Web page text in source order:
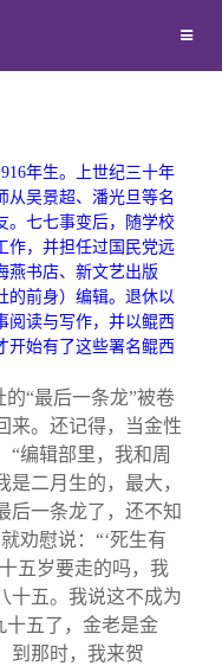
年生。上世纪三十年
从吴景超、潘光旦等名
。七七事变后，随学校
作，并担任过国民党远
燕书店、新文艺出版
的前身）编辑。退休以
阅读与写作，并以鲲西
开始有了这些署名鲲西
“最后一条龙”被卷
来。还记得，当金性
“编辑部里，我和周
二月生的，最大，
后一条龙了，还不知
劝慰说：“‘死生有
五岁要走的吗，我
十五。我说这不成为
十五了，金老是金
到那时，我来贺